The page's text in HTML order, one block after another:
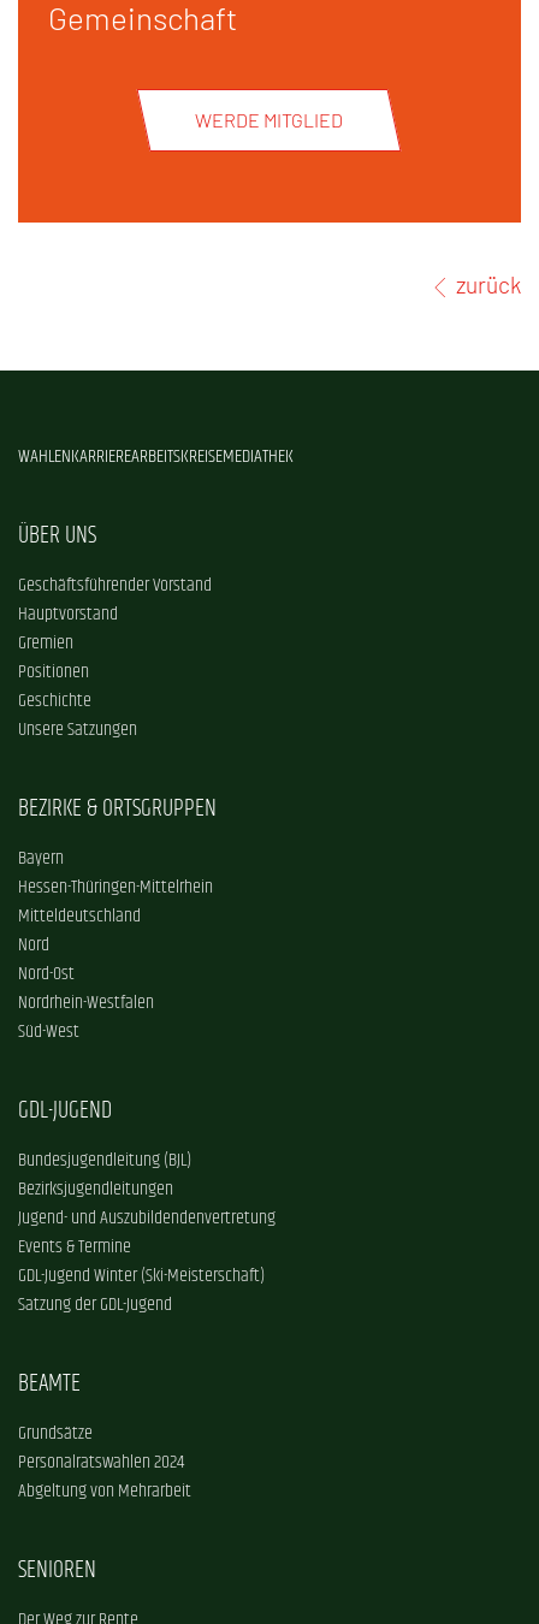
Gemeinschaft
WERDE MITGLIED
zurück
WAHLENKARRIEREARBEITSKREISEMEDIATHEK
ÜBER UNS
Geschäftsführender Vorstand
Hauptvorstand
Gremien
Positionen
Geschichte
Unsere Satzungen
BEZIRKE & ORTSGRUPPEN
Bayern
Hessen-Thüringen-Mittelrhein
Mitteldeutschland
Nord
Nord-Ost
Nordrhein-Westfalen
Süd-West
GDL-JUGEND
Bundesjugendleitung (BJL)
Bezirksjugendleitungen
Jugend- und Auszubildendenvertretung
Events & Termine
GDL-Jugend Winter (Ski-Meisterschaft)
Satzung der GDL-Jugend
BEAMTE
Grundsätze
Personalratswahlen 2024
Abgeltung von Mehrarbeit
SENIOREN